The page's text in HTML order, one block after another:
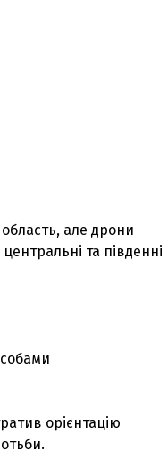
але дрони
центральні та південні
орієнтацію